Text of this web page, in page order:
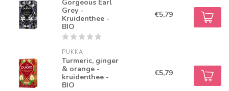
Gorgeous Earl
Grey -
Kruidenthee -
BIO
€5,79
PUKKA
Turmeric, ginger
& orange -
kruidenthee -
BIO
€5,79